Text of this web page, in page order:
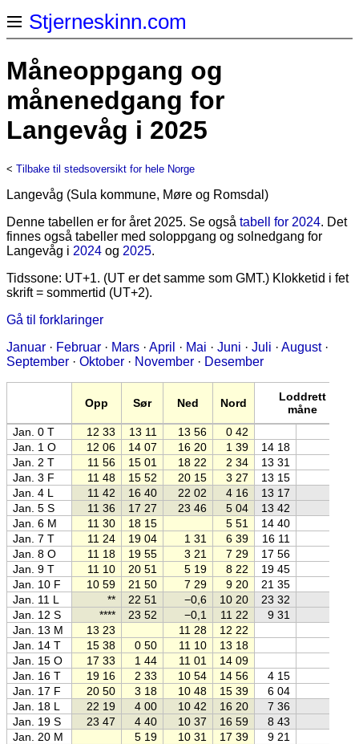
Stjerneskinn.com
Måneoppgang og
månenedgang for
Langevåg i 2025
< Tilbake til stedsoversikt for hele Norge
Langevåg (Sula kommune, Møre og Romsdal)
Denne tabellen er for året 2025. Se også tabell for 2024. Det
finnes også tabeller med soloppgang og solnedgang for
Langevåg i 2024 og 2025.
Tidssone: UT+1. (UT er det samme som GMT.) Klokketid i fet
skrift = sommertid (UT+2).
Gå til forklaringer
Januar · Februar · Mars · April · Mai · Juni · Juli · August·
September · Oktober · November · Desember
Opp Sør Ned Nord
Loddrett
måne
Jan. 0 T 12 33 13 11 13 56
0 42
Jan. 1 O
12 06 14 07 16 20 1 39
14 18
Jan. 2 T
11 56 15 01 18 22 2 34
13 31
Jan. 3 F
11 48 15 52 20 15 3 27
13 15
Jan. 4 L
11 42 16 40 22 02 4 16
13 17
Jan. 5 S
11 36 17 27 23 46 5 04
13 42
Jan. 6 M
11 30 18 15 5 51
14 40
Jan. 7 T
11 24 19 04 1 31 6 39
16 11
Jan. 8 O
11 18 19 55 3 21 7 29
17 56
Jan. 9 T
11 10 20 51 5 19 8 22
19 45
Jan. 10 F
10 59 21 50 7 29 9 20
21 35
Jan. 11 L
** 22 51 −0,6 10 20
23 32
Jan. 12 S
**** 23 52 −0,1 11 22
9 31
Jan. 13 M
13 23 11 28
12 22
Jan. 14 T
15 38 0 50 11 10
13 18
Jan. 15 O
17 33 1 44 11 01
14 09
Jan. 16 T
19 16 2 33 10 54 14 56
4 15
Jan. 17 F
20 50 3 18 10 48 15 39
6 04
Jan. 18 L
22 19 4 00 10 42 16 20
7 36
Jan. 19 S
23 47 4 40 10 37 16 59
8 43
Jan. 20 M
5 19 10 31 17 39
9 21